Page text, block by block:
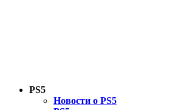
PS5
Новости о PS5